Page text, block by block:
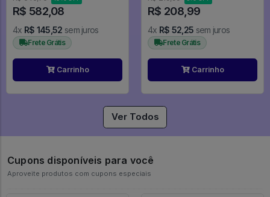
R$ 582,08
4x R$ 145,52 sem juros
Frete Grátis
Carrinho
R$ 208,99
4x R$ 52,25 sem juros
Frete Grátis
Carrinho
Ver Todos
Cupons disponíveis para você
Aproveite produtos com cupons especiais